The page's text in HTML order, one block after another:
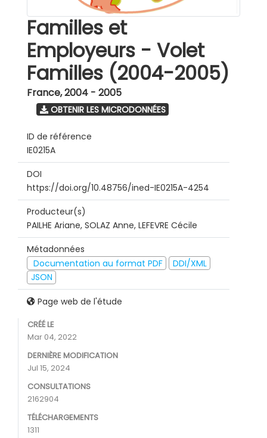
Familles et
Employeurs - Volet
Familles (2004-2005)
France,2004 - 2005
OBTENIR LES MICRODONNÉES
ID de référence
IE0215A
DOI
https://doi.org/10.48756/ined-IE0215A-4254
Producteur(s)
PAILHE Ariane, SOLAZ Anne, LEFEVRE Cécile
Métadonnées
Documentation au format PDF
DDI/XML
JSON
Page web de l'étude
CRÉÉ LE
Mar 04, 2022
DERNIÈRE MODIFICATION
Jul 15, 2024
CONSULTATIONS
2162904
TÉLÉCHARGEMENTS
1311